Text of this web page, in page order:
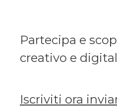
Partecipa e
creativo e
Iscriviti ora